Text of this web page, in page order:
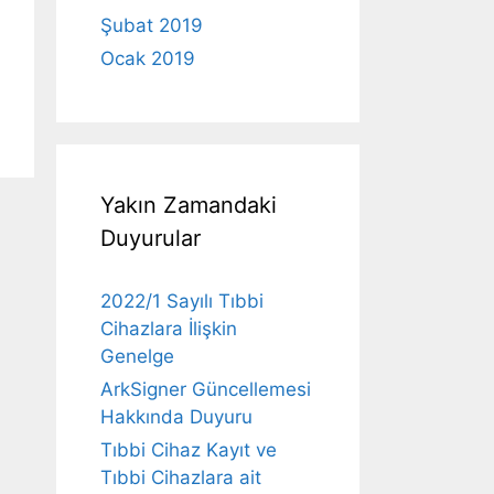
Şubat 2019
Ocak 2019
Yakın Zamandaki
Duyurular
2022/1 Sayılı Tıbbi
Cihazlara İlişkin
Genelge
ArkSigner Güncellemesi
Hakkında Duyuru
Tıbbi Cihaz Kayıt ve
Tıbbi Cihazlara ait